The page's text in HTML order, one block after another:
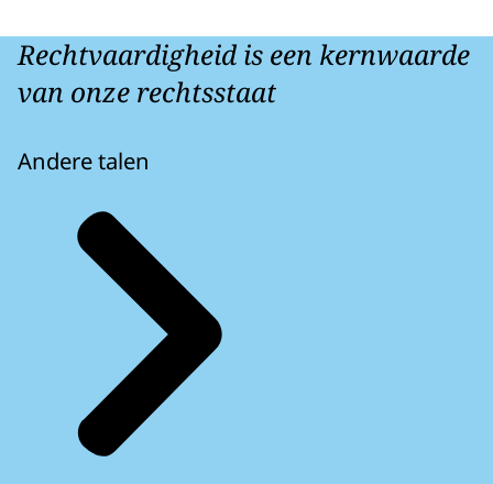
Rechtvaardigheid is een kernwaarde
van onze rechtsstaat
Andere talen